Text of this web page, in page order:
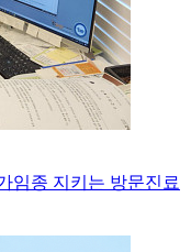
임종 지키는 방문진료